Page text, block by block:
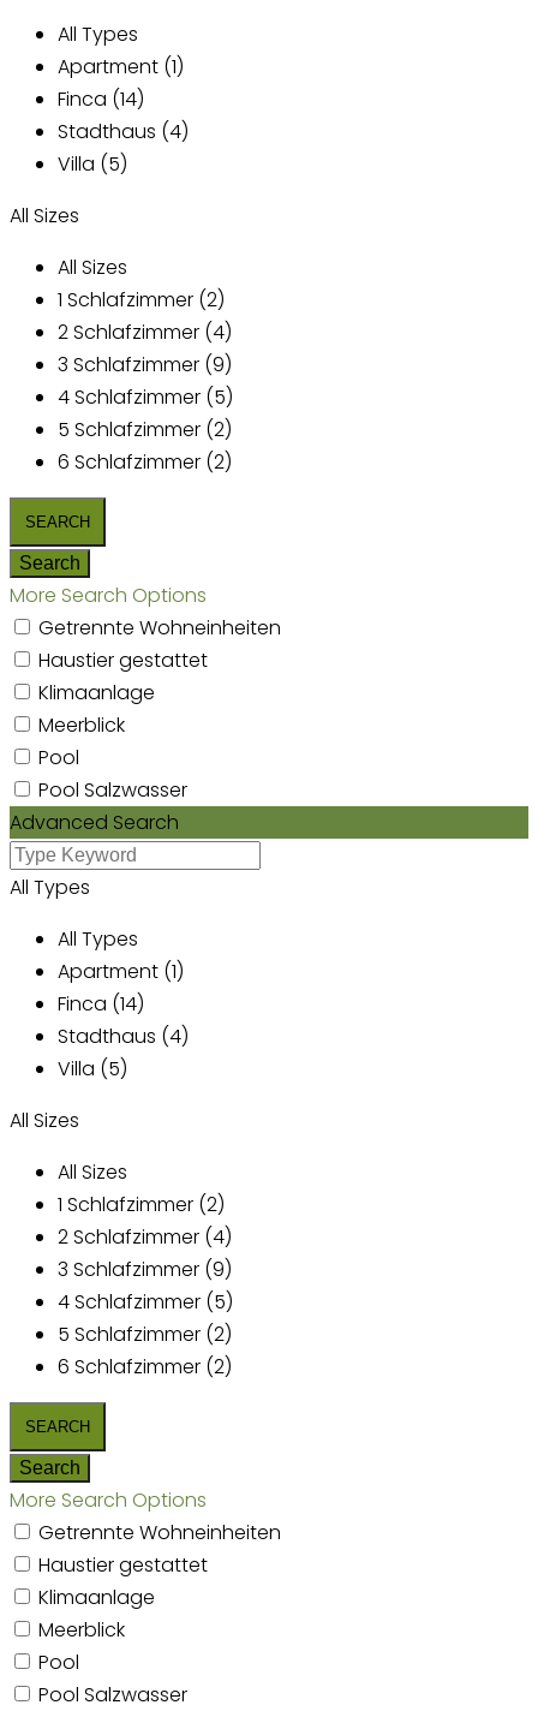
All Types
Apartment (1)
Finca (14)
Stadthaus (4)
Villa (5)
All Sizes
All Sizes
1 Schlafzimmer (2)
2 Schlafzimmer (4)
3 Schlafzimmer (9)
4 Schlafzimmer (5)
5 Schlafzimmer (2)
6 Schlafzimmer (2)
More Search Options
Getrennte Wohneinheiten
Haustier gestattet
Klimaanlage
Meerblick
Pool
Pool Salzwasser
Advanced Search
All Types
All Types
Apartment (1)
Finca (14)
Stadthaus (4)
Villa (5)
All Sizes
All Sizes
1 Schlafzimmer (2)
2 Schlafzimmer (4)
3 Schlafzimmer (9)
4 Schlafzimmer (5)
5 Schlafzimmer (2)
6 Schlafzimmer (2)
More Search Options
Getrennte Wohneinheiten
Haustier gestattet
Klimaanlage
Meerblick
Pool
Pool Salzwasser